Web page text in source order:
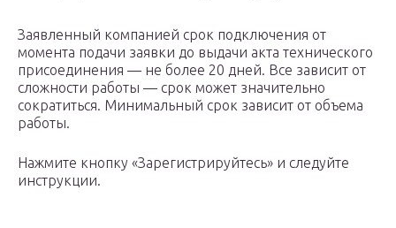
Заявленный компанией срок подключения от
момента подачи заявки до выдачи акта технического
присоединения — не более 20 дней. Все зависит от
сложности работы — срок может значительно
сократиться. Минимальный срок зависит от объема
работы.
Нажмите кнопку «Зарегистрируйтесь» и следуйте
инструкции.